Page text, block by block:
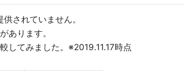
されていません。
あります。
してみました。※2019.11.17時点